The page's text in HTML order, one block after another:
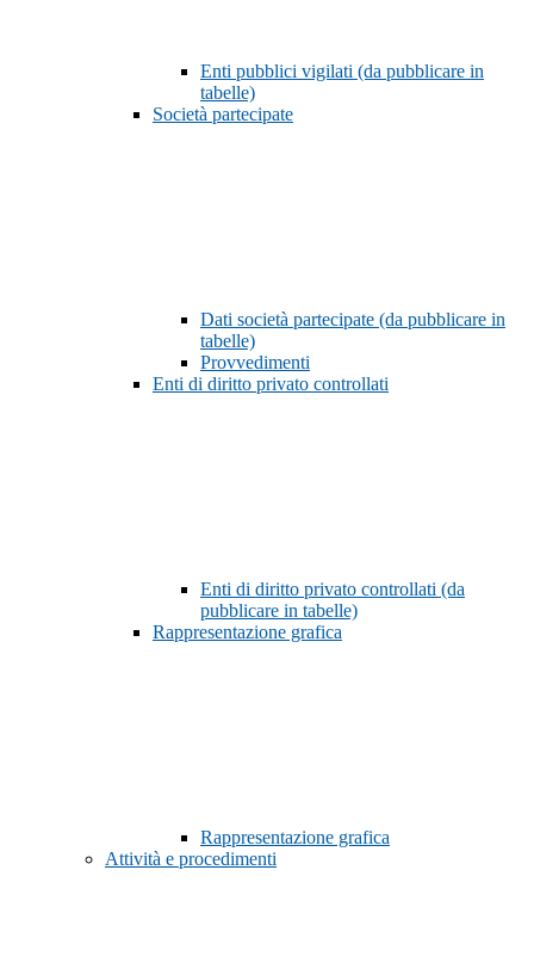
Enti pubblici vigilati (da pubblicare in
tabelle)
Società partecipate
Dati società partecipate (da pubblicare in
tabelle)
Provvedimenti
Enti di diritto privato controllati
Enti di diritto privato controllati (da
pubblicare in tabelle)
Rappresentazione grafica
Rappresentazione grafica
Attività e procedimenti